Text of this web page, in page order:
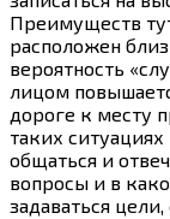
Преимуществ
расположен
вероятность
лицом
дороге к месту
таких
общаться и
вопросы и в
задаваться